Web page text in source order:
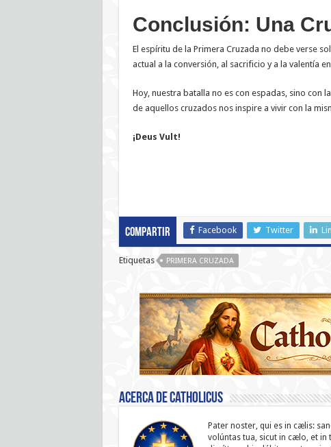
Conclusión: Una
El espíritu de la Primera Cruzada no debe verse
actual a la conversión, al sacrificio y a la valentía
Hoy, nuestra batalla no es con espadas, sino con
de aquellos cruzados nos inspire a vivir con la
¡Deus Vult!
Compartir Facebook Twitter
Etiquetas PRIMERA CRUZADA
Acerca de catholicus
Pater noster, qui es in cælis:
volúntas tua, sicut in cælo, et in